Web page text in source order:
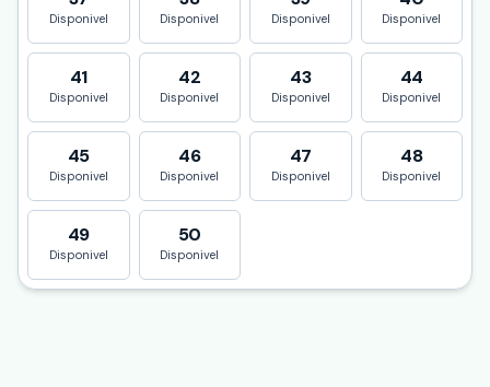
Disponivel Disponivel Disponivel Disponivel
41
Disponivel
42
Disponivel
43
Disponivel
44
Disponivel
45
Disponivel
46
Disponivel
47
Disponivel
48
Disponivel
49
Disponivel
50
Disponivel